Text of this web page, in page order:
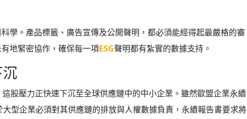
學。產品標籤、廣告宣傳及公開聲明，都必須能經得起最嚴格的審
地緊密協作，確保每一項ESG聲明都有紮實的數據支持。
股壓力正快速下沉至全球供應鏈中的中小企業。雖然歐盟企業永續
型企業必須對其供應鏈的排放與人權數據負責，永續報告書要求將